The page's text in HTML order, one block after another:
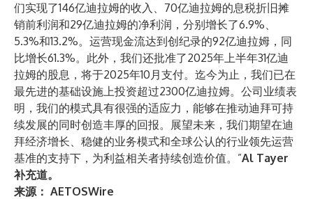
们实现了146亿迪拉姆的收入、70亿迪拉姆的息税折旧摊
销前利润和29亿迪拉姆的净利润，分别增长了6.9%、
5.3%和13.2%。运营现金流达到创纪录的92亿迪拉姆，同
比增长61.3%。此外，我们还批准了2025年上半年31亿迪
拉姆的股息，将于2025年10月支付。迄今为止，我们已在
最先进的基础设施上投资超过2300亿迪拉姆。公司业绩表
明，我们的模式具有很强的适应力，能够在推动迪拜可持
续发展的同时创造丰厚的回报。展望未来，我们期望在迪
拜经济增长、稳健的业务模式和全球公认的行业领先运营
基准的支持下，为利益相关者持续创造价值。”Al Tayer
补充道。
来源： AETOSWire